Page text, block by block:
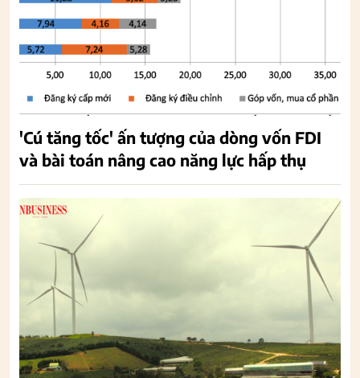
'Cú tăng tốc' ấn tượng của dòng vốn FDI
và bài toán nâng cao năng lực hấp thụ